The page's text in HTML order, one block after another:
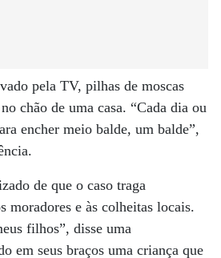
pela TV, pilhas de moscas
chão de uma casa. “Cada dia ou
encher meio balde, um balde”,
de que o caso traga
moradores e às colheitas locais.
filhos”, disse uma
em seus braços uma criança que